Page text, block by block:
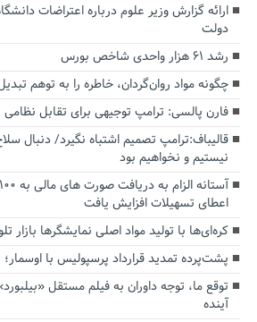
ارائه گزارش وزیر علوم درباره اعتراضات
دولت
رشد ۶۱ هزار واحدی شاخص بورس
چگونه مواد روان‌گردان، خاطره را به توهم
فارن پالسی: ترامپ توجیهی برای تقابل نظامی
قالیباف:ترامپ تصمیم اشتباه نگیرد/ دنبال
نیستیم و نخواهیم بود
اعطای تسهیلات افزایش یافت
کره‌ای‌ها با تولید مواد اصلی نمایشگرها بازار
پشت‌پرده تمدید قرارداد پرسپولیس با
توقع ما، توجه داوران به فیلم مستقل
آینده